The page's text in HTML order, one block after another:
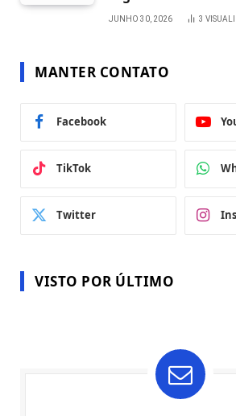
JUNHO 30, 2026 3
MANTER CONTATO
Facebook
TikTok
Twitter
VISTO POR ÚLTIMO